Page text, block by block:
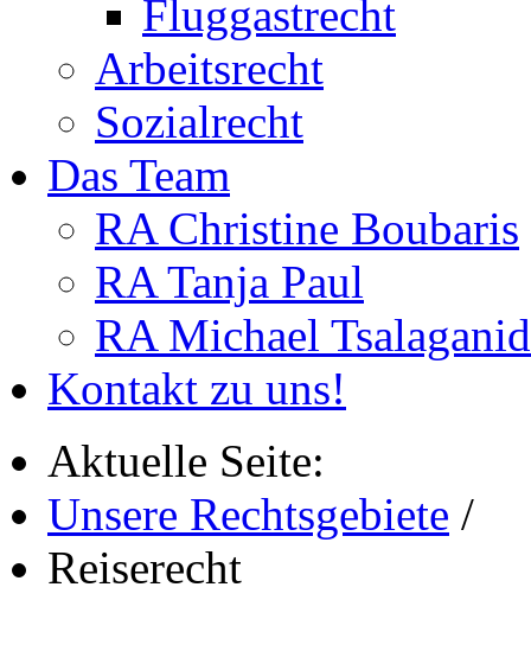
Fluggastrecht
Arbeitsrecht
Sozialrecht
Das Team
RA Christine Boubaris
RA Tanja Paul
RA Michael
Kontakt zu uns!
Aktuelle Seite:
Unsere Rechtsgebiete /
Reiserecht